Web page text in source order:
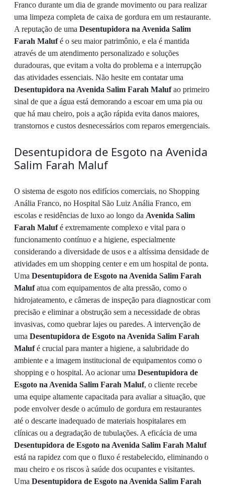
Franco durante um dia de grande movimento ou para realizar
uma limpeza completa de caixa de gordura em um restaurante.
A reputação de uma Desentupidora na Avenida Salim
Farah Malufé o seu maior patrimônio, e ela é mantida
através de um atendimento personalizado e soluções
duradouras, que evitam a volta do problema e a interrupção
das atividades essenciais. Não hesite em contatar uma
Desentupidora na Avenida Salim Farah Malufao primeiro
sinal de que a água está demorando a escoar em uma pia ou
que há mau cheiro, pois a ação rápida evita danos maiores,
transtornos e custos desnecessários com reparos emergenciais.
Desentupidora de Esgoto na Avenida
Salim Farah Maluf
O sistema de esgoto nos edifícios comerciais, no Shopping
Anália Franco, no Hospital São Luiz Anália Franco, em
escolas e residências de luxo ao longo da Avenida Salim
Farah Malufé extremamente complexo e vital para o
funcionamento contínuo e a higiene, especialmente
considerando a diversidade de usos e a altíssima densidade de
atividades em um shopping center e em um hospital de ponta.
Uma Desentupidora de Esgoto na Avenida Salim Farah
Malufatua com equipamentos de alta pressão, como o
hidrojateamento, e câmeras de inspeção para diagnosticar com
precisão e eliminar a obstrução sem a necessidade de obras
invasivas, como quebrar lajes ou paredes. A intervenção de
uma Desentupidora de Esgoto na Avenida Salim Farah
Malufé crucial para manter a higiene, a salubridade do
ambiente e a imagem institucional de equipamentos como o
shopping e o hospital. Ao acionar uma Desentupidora de
Esgoto na Avenida Salim Farah Maluf, o cliente recebe
uma equipe altamente capacitada para avaliar a situação, que
pode envolver desde o acúmulo de gordura em restaurantes
até o descarte inadequado de materiais hospitalares em
clínicas ou a degradação de tubulações. A eficácia de uma
Desentupidora de Esgoto na Avenida Salim Farah Maluf
está na rapidez com que o fluxo é restabelecido, eliminando o
mau cheiro e os riscos à saúde dos ocupantes e visitantes.
Uma Desentupidora de Esgoto na Avenida Salim Farah